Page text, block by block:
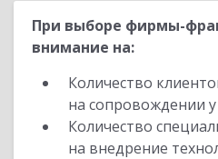
При выборе фирмы-
внимание на:
Количество
на сопровождении
Количество
на внедрение